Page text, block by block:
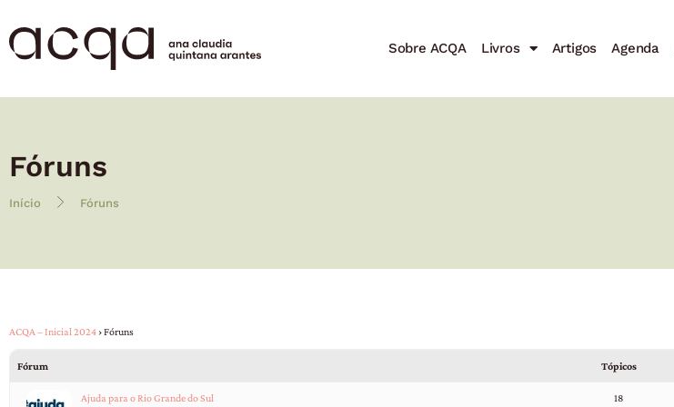
Sobre ACQA Livros Artigos Agenda
Fóruns
Início Fóruns
ACQA – Inicial 2024 ›Fóruns
Fórum Tópicos
Ajuda para o Rio Grande do Sul 18